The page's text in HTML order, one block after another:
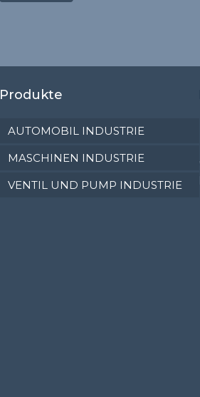
Produkte
AUTOMOBIL INDUSTRIE
MASCHINEN INDUSTRIE
VENTIL UND PUMP INDUSTRIE